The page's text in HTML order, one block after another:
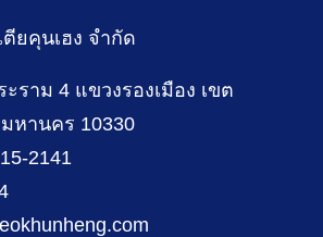
ยคุนเฮง จำกัด
ราม 4 แขวงรองเมือง เขต
หานคร 10330
2141